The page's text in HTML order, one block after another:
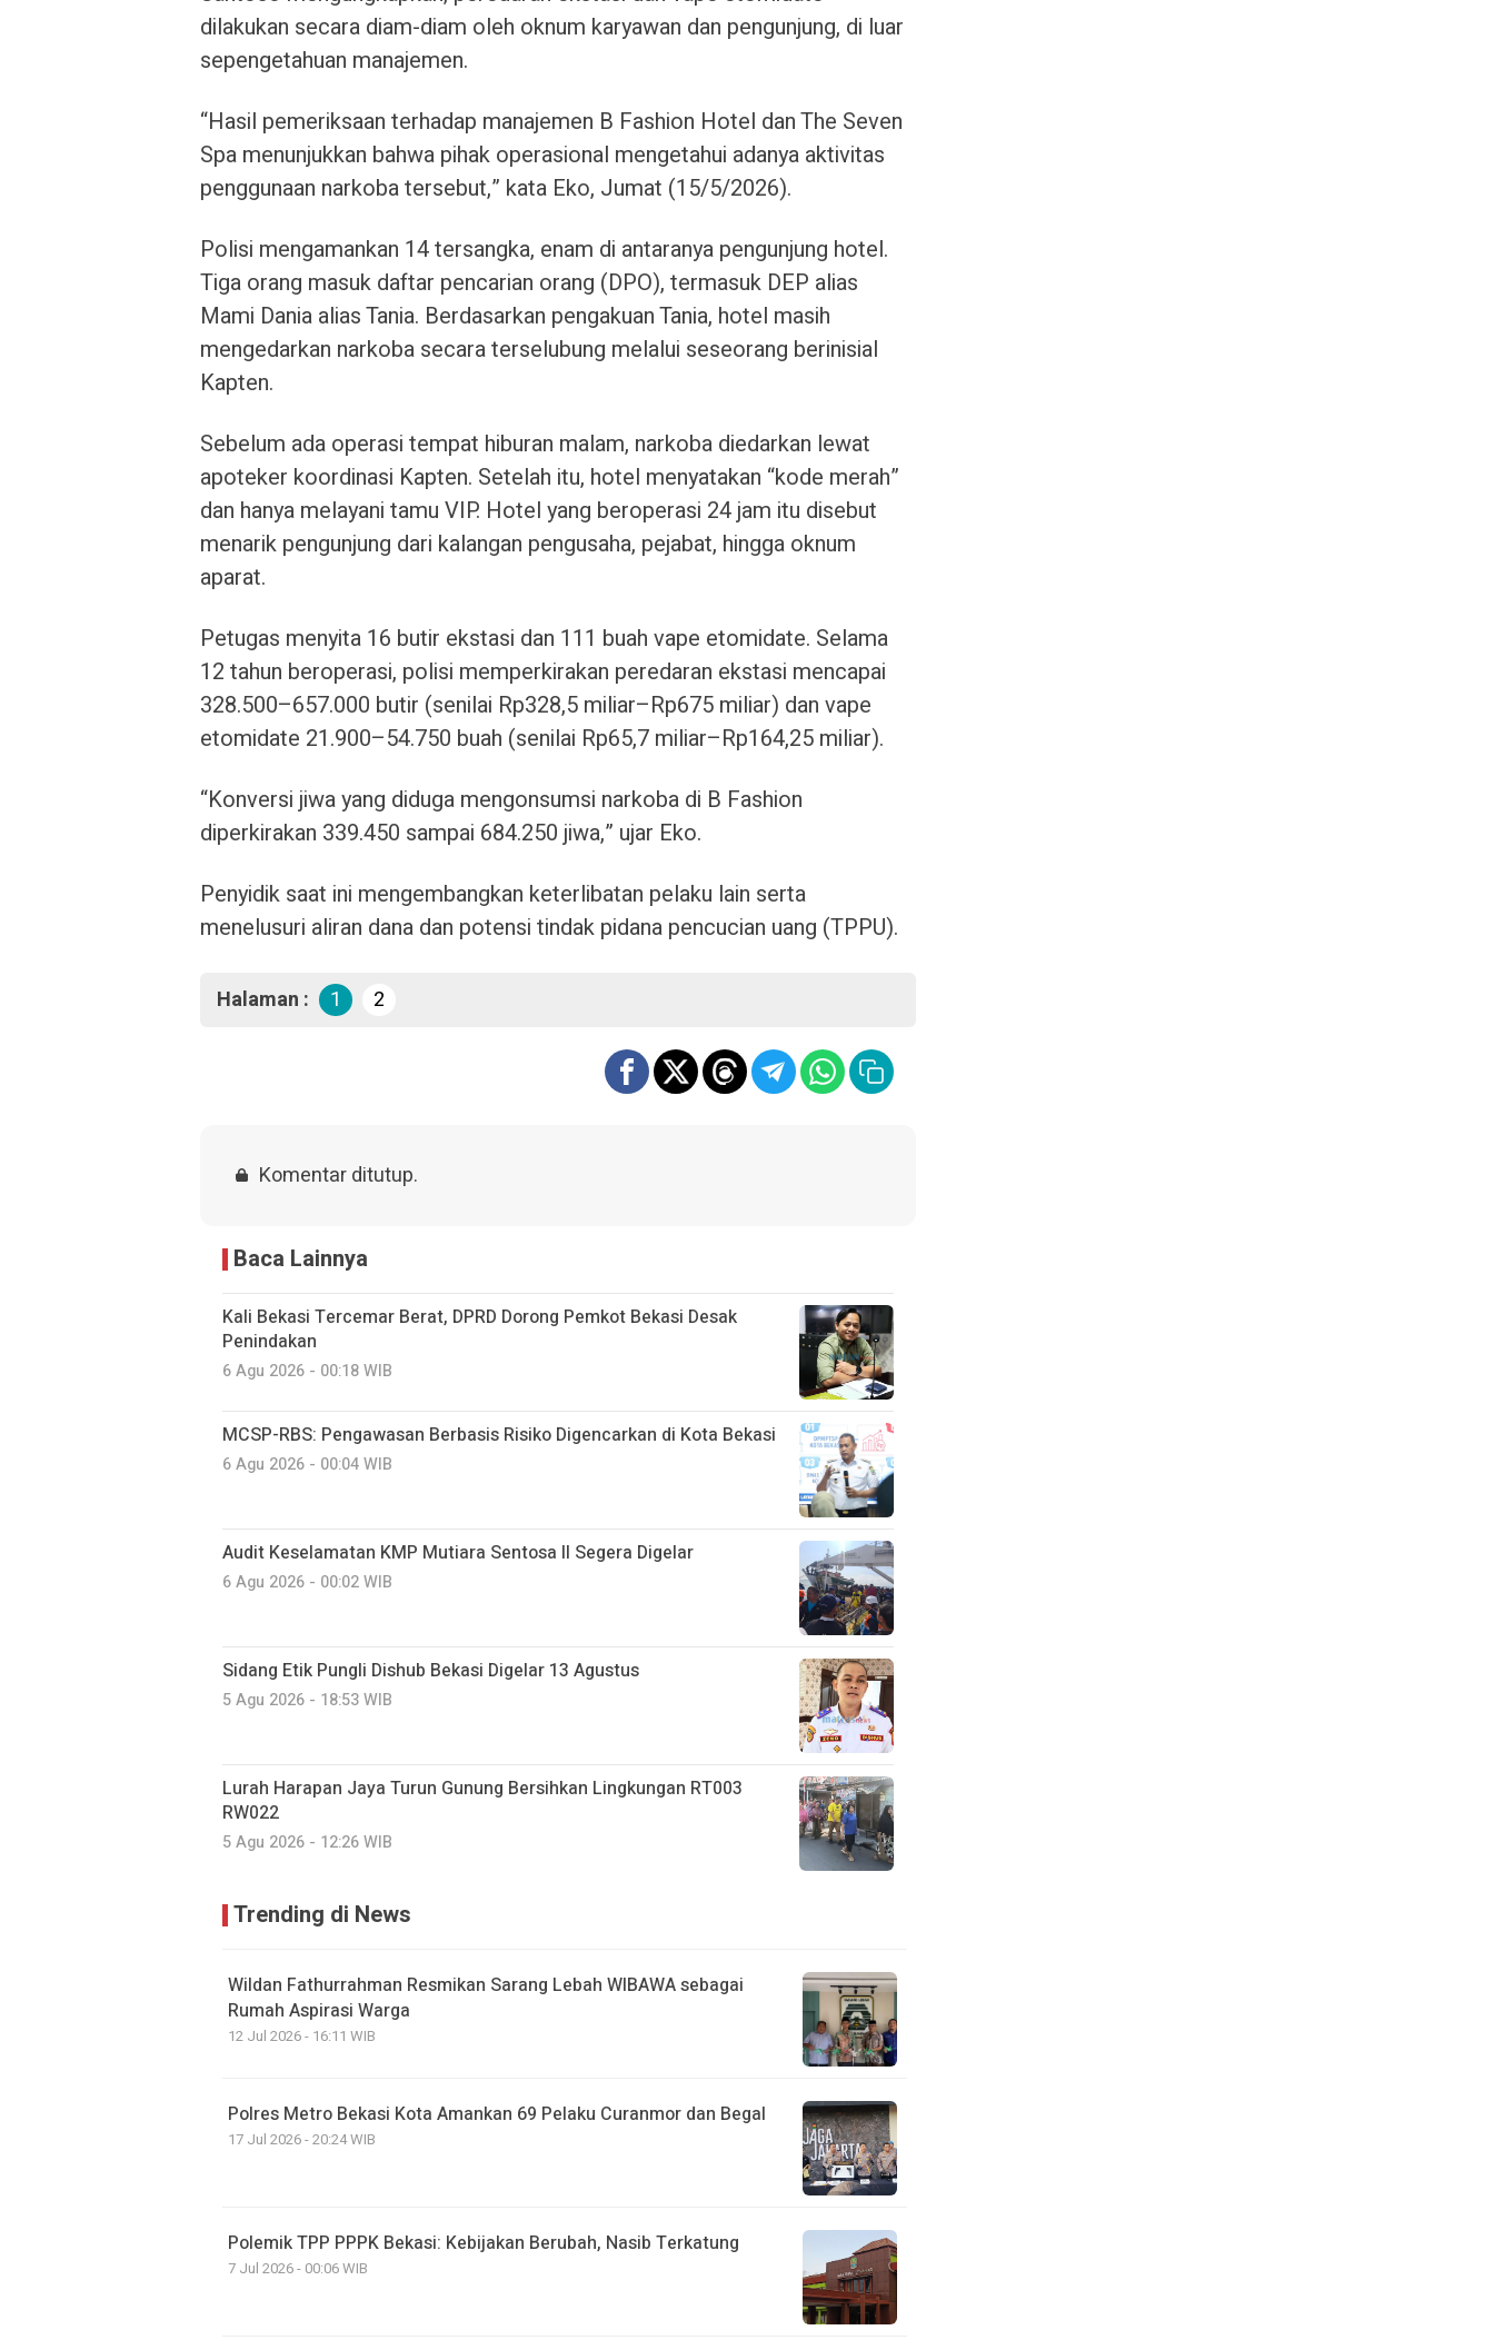
dilakukan secara diam-diam oleh oknum karyawan dan pengunjung, di luar
sepengetahuan manajemen.
“Hasil pemeriksaan terhadap manajemen B Fashion Hotel dan The Seven
Spa menunjukkan bahwa pihak operasional mengetahui adanya aktivitas
penggunaan narkoba tersebut,” kata Eko, Jumat (15/5/2026).
Polisi mengamankan 14 tersangka, enam di antaranya pengunjung hotel.
Tiga orang masuk daftar pencarian orang (DPO), termasuk DEP alias
Mami Dania alias Tania. Berdasarkan pengakuan Tania, hotel masih
mengedarkan narkoba secara terselubung melalui seseorang berinisial
Kapten.
Sebelum ada operasi tempat hiburan malam, narkoba diedarkan lewat
apoteker koordinasi Kapten. Setelah itu, hotel menyatakan “kode merah”
dan hanya melayani tamu VIP. Hotel yang beroperasi 24 jam itu disebut
menarik pengunjung dari kalangan pengusaha, pejabat, hingga oknum
aparat.
Petugas menyita 16 butir ekstasi dan 111 buah vape etomidate. Selama
12 tahun beroperasi, polisi memperkirakan peredaran ekstasi mencapai
328.500–657.000 butir (senilai Rp328,5 miliar–Rp675 miliar) dan vape
etomidate 21.900–54.750 buah (senilai Rp65,7 miliar–Rp164,25 miliar).
“Konversi jiwa yang diduga mengonsumsi narkoba di B Fashion
diperkirakan 339.450 sampai 684.250 jiwa,” ujar Eko.
Penyidik saat ini mengembangkan keterlibatan pelaku lain serta
menelusuri aliran dana dan potensi tindak pidana pencucian uang (TPPU).
Halaman : 1 2
Komentar ditutup.
Baca Lainnya
Kali Bekasi Tercemar Berat, DPRD Dorong Pemkot Bekasi Desak
Penindakan
6 Agu 2026 - 00:18 WIB
MCSP-RBS: Pengawasan Berbasis Risiko Digencarkan di Kota Bekasi
6 Agu 2026 - 00:04 WIB
Audit Keselamatan KMP Mutiara Sentosa II Segera Digelar
6 Agu 2026 - 00:02 WIB
Sidang Etik Pungli Dishub Bekasi Digelar 13 Agustus
5 Agu 2026 - 18:53 WIB
Lurah Harapan Jaya Turun Gunung Bersihkan Lingkungan RT003
RW022
5 Agu 2026 - 12:26 WIB
Trending di News
Wildan Fathurrahman Resmikan Sarang Lebah WIBAWA sebagai
Rumah Aspirasi Warga
12 Jul 2026 - 16:11 WIB
Polres Metro Bekasi Kota Amankan 69 Pelaku Curanmor dan Begal
17 Jul 2026 - 20:24 WIB
Polemik TPP PPPK Bekasi: Kebijakan Berubah, Nasib Terkatung
7 Jul 2026 - 00:06 WIB